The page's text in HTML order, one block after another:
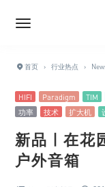
首页 › 行业热点 ›
HIFI Paradigm TIM
功率
技术 扩大机
新品 | 在花
户外音箱